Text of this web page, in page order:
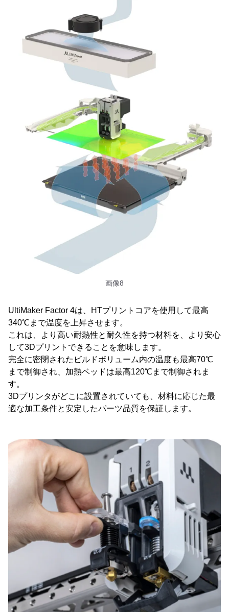
画像8
UltiMaker Factor 4は、HTプリントコアを使用して最高
340℃まで温度を上昇させます。
これは、より高い耐熱性と耐久性を持つ材料を、より安心
して3Dプリントできることを意味します。
完全に密閉されたビルドボリューム内の温度も最高70℃
まで制御され、加熱ベッドは最高120℃まで制御されま
す。
3Dプリンタがどこに設置されていても、材料に応じた最
適な加工条件と安定したパーツ品質を保証します。